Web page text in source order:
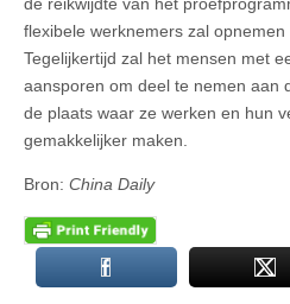
de reikwijdte van het
flexibele werknemers zal
Tegelijkertijd zal het mensen met
aansporen om deel te nemen aan
de plaats waar ze werken en hun
gemakkelijker maken.
Bron: China Daily